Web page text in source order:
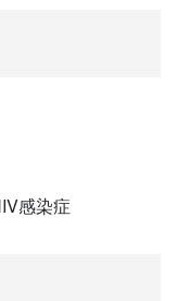
感染症